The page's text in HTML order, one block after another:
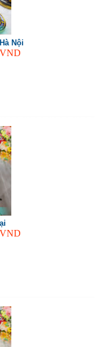
Nội
VND
VND